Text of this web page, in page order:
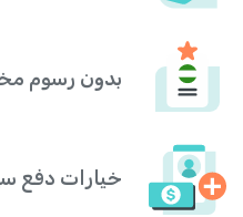
بدون رسوم
خيارات دفع